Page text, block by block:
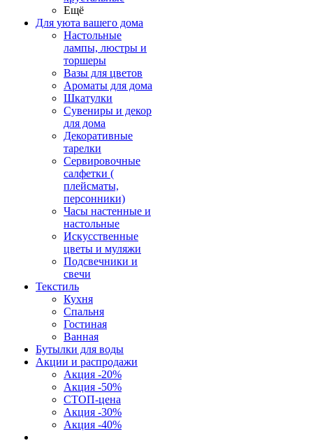
Ещё
Для уюта вашего дома
Настольные
лампы, люстры и
торшеры
Вазы для цветов
Ароматы для дома
Шкатулки
Сувениры и декор
для дома
Декоративные
тарелки
Сервировочные
салфетки (
плейсматы,
персонники)
Часы настенные и
настольные
Искусственные
цветы и муляжи
Подсвечники и
свечи
Текстиль
Кухня
Спальня
Гостиная
Ванная
Бутылки для воды
Акции и распродажи
Акция -20%
Акция -50%
СТОП-цена
Акция -30%
Акция -40%